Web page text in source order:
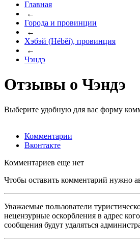
Главная
←
Города и провинции
←
Хэбэй (Héběi), провинция
←
Чэндэ
Отзывы о Чэндэ
Выберите удобную для вас форму
Комментарии
Вконтакте
Комментариев еще нет
Чтобы оставить комментарий нужно
Уважаемые пользователи
нецензурные оскорбления в адрес
сообщения будут удаляться